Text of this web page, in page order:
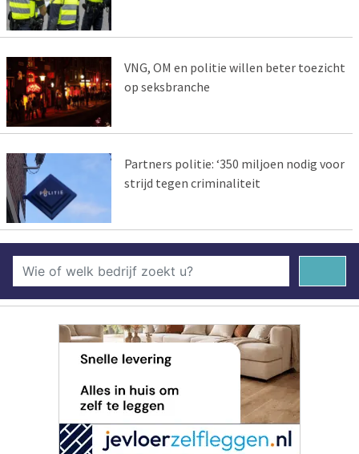
VNG, OM en politie willen beter toezicht
op seksbranche
Partners politie: ‘350 miljoen nodig voor
strijd tegen criminaliteit